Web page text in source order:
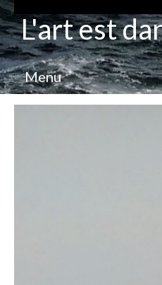
L'art est
Menu